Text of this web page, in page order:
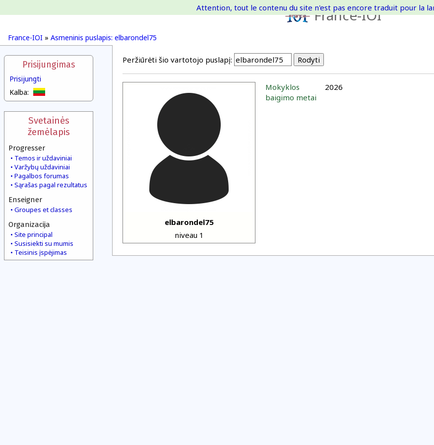
France-IOI
France-IOI » Asmeninis puslapis: elbarondel75
Attention, tout le contenu du site n'est pas encore traduit pour la
Prisijungimas
Prisijungti
Kalba:
Svetainės
žemėlapis
Progresser
Temos ir uždaviniai
Varžybų uždaviniai
Pagalbos forumas
Sąrašas pagal rezultatus
Enseigner
Groupes et classes
Organizacija
Site principal
Susisiekti su mumis
Teisinis įspėjimas
Peržiūrėti šio vartotojo puslapį:
elbarondel75
niveau 1
Mokyklos
baigimo metai
2026